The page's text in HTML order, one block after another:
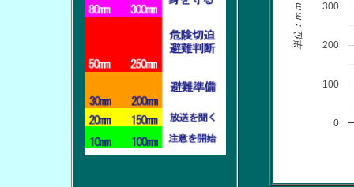
0
100
200
300
単位：ｍｍ